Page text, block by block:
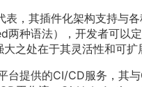
，其插件化架构支持与
种语法），开发者可以
之处在于其灵活性和可扩
提供的CI/CD服务，其